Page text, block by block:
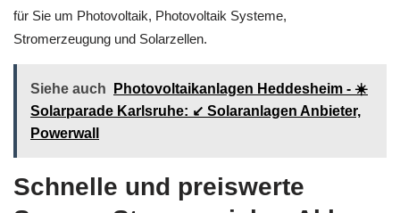
Systeme, Stromerzeugung wie auch Solarzellen von der
Beratung bis zur Ausführung detailliert zur Stelle. Wir sorgen uns
Stromerzeugung und Solarzellen.
Siehe auch
Powerwall